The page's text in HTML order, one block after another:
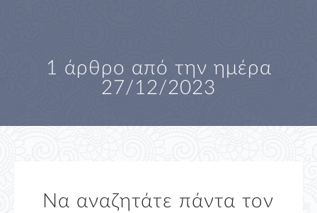
1 άρθρο από την ημέρα
27/12/2023
Να αναζητάτε πάντα τον